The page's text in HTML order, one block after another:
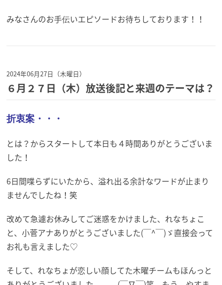
みなさんのお手伝いエピソードお待ちしております！！
2024年06月27日（木曜日）
６月２７日（木）放送後記と来週のテーマは？
折衷案・・・
とは？からスタートして本日も４時間ありがとうございま
した！
6日間喋らずにいたから、溢れ出る余計なワードが止まり
ませんでしたね！笑
改めて急遽お休みしてご迷惑をかけました、れなちょこ
と、小菅アナありがとうございました(￣^￣)ゞ直接会って
お礼も言えました♡
そして、れなちょが恋しい顔してた木曜チームもほんっと